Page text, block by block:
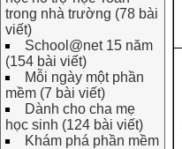
trong nhà trường (78 bài
viết)
School@net 15 năm
(154 bài viết)
Mỗi ngày một phần
mềm (7 bài viết)
Dành cho cha mẹ
học sinh (124 bài viết)
Khám phá phần mềm